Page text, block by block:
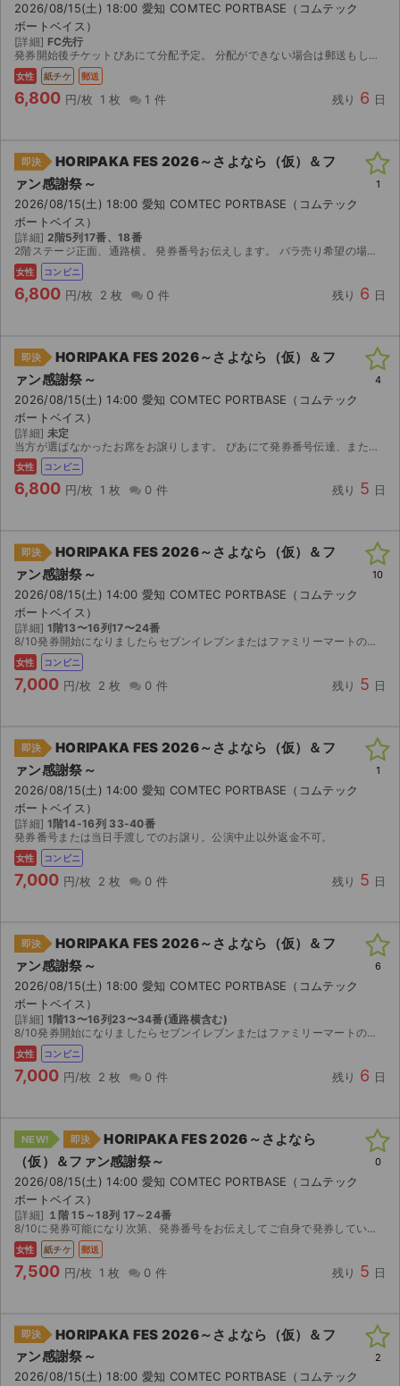
2026/08/15(土) 18:00 愛知 COMTEC PORTBASE（コムテック
ボートベイス）
[詳細] FC先行
発券開始後チケットぴあにて分配予定。 分配ができない場合は郵送もしくは公演当日手渡しにて対応いたします。 公演中止を除き如何なる場合も返金できかねます。
女性 紙チケ 郵送
6,800 円/枚 1 枚 1 件 残り 6 日
即決
HORIPAKA FES 2026～さよなら（仮）＆フ
ァン感謝祭～
2026/08/15(土) 18:00 愛知 COMTEC PORTBASE（コムテック
ボートベイス）
[詳細] 2階5列17番、18番
2階ステージ正面、通路横。 発券番号お伝えします。 バラ売り希望の場合はご連絡ください。 公演中止以外、返金不可
女性 コンビニ
6,800 円/枚 2 枚 0 件 残り 6 日
1
即決
HORIPAKA FES 2026～さよなら（仮）＆フ
ァン感謝祭～
2026/08/15(土) 14:00 愛知 COMTEC PORTBASE（コムテック
ボートベイス）
[詳細] 未定
当方が選ばなかったお席をお譲りします。 ぴあにて発券番号伝達、またはticket bookにて分配。 公演中止以外、返金不可
女性 コンビニ
6,800 円/枚 1 枚 0 件 残り 5 日
4
即決
HORIPAKA FES 2026～さよなら（仮）＆フ
ァン感謝祭～
2026/08/15(土) 14:00 愛知 COMTEC PORTBASE（コムテック
ボートベイス）
[詳細] 1階13〜16列17〜24番
8/10発券開始になりましたらセブンイレブンまたはファミリーマートの発券に必要な情報お送りいたします。 ご自身で発券していただくようにお願いいたします。
女性 コンビニ
7,000 円/枚 2 枚 0 件 残り 5 日
10
即決
HORIPAKA FES 2026～さよなら（仮）＆フ
ァン感謝祭～
2026/08/15(土) 14:00 愛知 COMTEC PORTBASE（コムテック
ボートベイス）
[詳細] 1階14-16列 33-40番
発券番号または当日手渡しでのお譲り。公演中止以外返金不可。
女性 コンビニ
7,000 円/枚 2 枚 0 件 残り 5 日
1
即決
HORIPAKA FES 2026～さよなら（仮）＆フ
ァン感謝祭～
2026/08/15(土) 18:00 愛知 COMTEC PORTBASE（コムテック
ボートベイス）
[詳細] 1階13〜16列23〜34番(通路横含む)
8/10発券開始になりましたらセブンイレブンまたはファミリーマートの発券に必要な情報お送りいたします。 ご自身で発券していただくようにお願いいたします。
女性 コンビニ
7,000 円/枚 2 枚 0 件 残り 6 日
6
NEW! 即決
HORIPAKA FES 2026～さよなら
（仮）＆ファン感謝祭～
2026/08/15(土) 14:00 愛知 COMTEC PORTBASE（コムテック
ボートベイス）
[詳細] １階 15～18列 17～24番
8/10に発券可能になり次第、発券番号をお伝えしてご自身で発券していただきます。 公演中止以外の返金不可。
女性 紙チケ 郵送
7,500 円/枚 1 枚 0 件 残り 5 日
0
即決
HORIPAKA FES 2026～さよなら（仮）＆フ
ァン感謝祭～
2026/08/15(土) 18:00 愛知 COMTEC PORTBASE（コムテック
2